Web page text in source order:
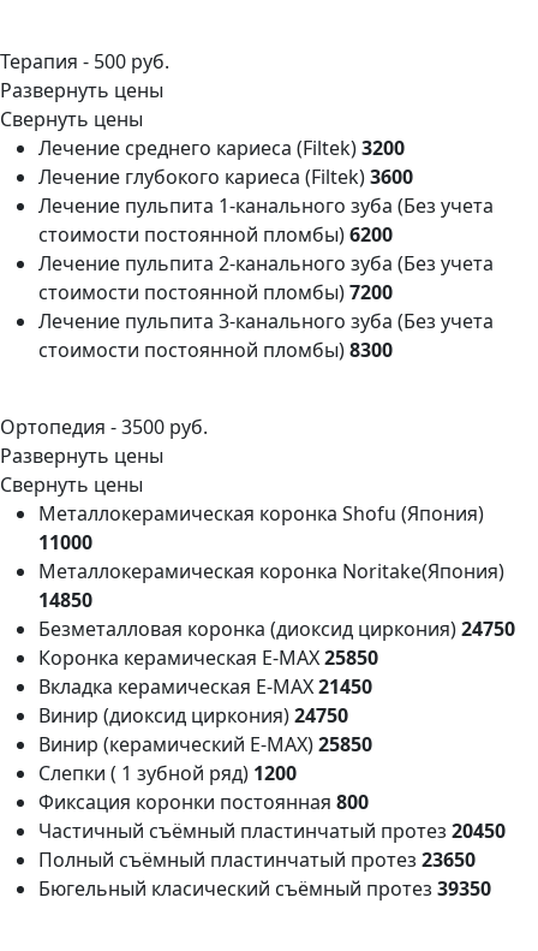
Терапия - 500 руб.
Развернуть цены
Свернуть цены
Лечение среднего кариеса (Filtek)3200
Лечение глубокого кариеса (Filtek)3600
Лечение пульпита 1-канального зуба (Без учета
стоимости постоянной пломбы)6200
Лечение пульпита 2-канального зуба (Без учета
стоимости постоянной пломбы)7200
Лечение пульпита 3-канального зуба (Без учета
стоимости постоянной пломбы)8300
Ортопедия -3500 руб.
Развернуть цены
Свернуть цены
Металлокерамическая коронка Shofu (Япония)
11000
Металлокерамическая коронка Noritake(Япония)
14850
Безметалловая коронка (диоксид циркония)24750
Коронка керамическая E-MAX25850
Вкладка керамическая E-MAX21450
Винир (диоксид циркония)24750
Винир (керамический Е-МАХ)25850
Слепки ( 1 зубной ряд) 1200
Фиксация коронки постоянная 800
Частичный съёмный пластинчатый протез 20450
Полный съёмный пластинчатый протез 23650
Бюгельный класический съёмный протез 39350